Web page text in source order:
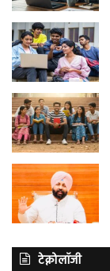
टेक्नोलॉजी